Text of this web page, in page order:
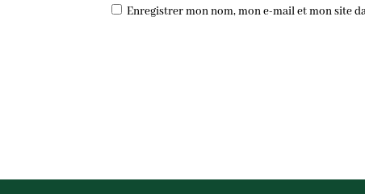
Enregistrer mon nom, mon e-mail et mon site